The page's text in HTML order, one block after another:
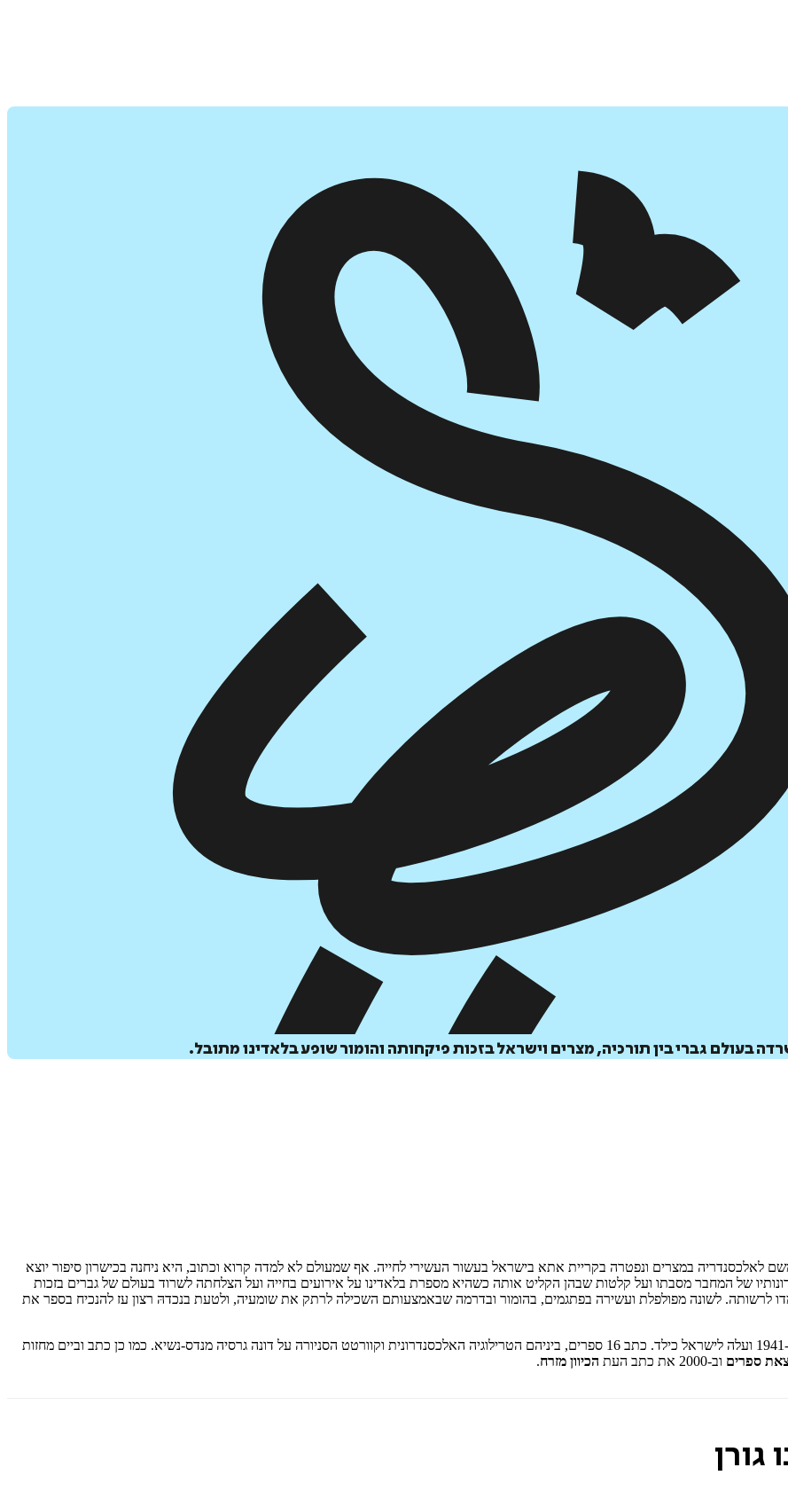
הוספה
דיגיטלי
32
₪42
במבצע עד:
מחיר על הספר: ₪
בעולם גברי בין תורכיה, מצרים וישראל בזכות פיקחותה והומור שופע בלאדינו מתובל.
נולדה בתורכיה בסוף המאה ה-19, היגרה משם לאלכסנדריה במצרים ונפטרה בקריית אתא בישראל בעשור העשירי לחייה. אף שמעולם לא למדה קרוא וכתוב, היא ניחנה בכישרון סיפור יוצא
של המחבר מסבתו ועל קלטות שבהן הקליט אותה כשהיא מספרת בלאדינו על אירועים בחייה ועל הצלחתה לשרוד בעולם של גברים בזכות
לרשותה. לשונה מפולפלת ועשירה בפתגמים, בהומור ובדרמה שבאמצעותם השכילה לרתק את שומעיה, ולטעת בנכדהּ רצון עז להנכיח בספר את
, סופר, מחזאי ואיש תיאטרון וקולנוע, נולד באלכסנדריה ב-1941 ועלה לישראל כילד. כתב 16 ספרים, ביניהם הטרילוגיה האלכסנדרונית וקוורטט הסניורה על דונה גרסיה מנדס-נשיא. כמו כן כתב וביים מחזות
ספרים וב-2000 את כתב העת הכיוון מזרח.
גורן